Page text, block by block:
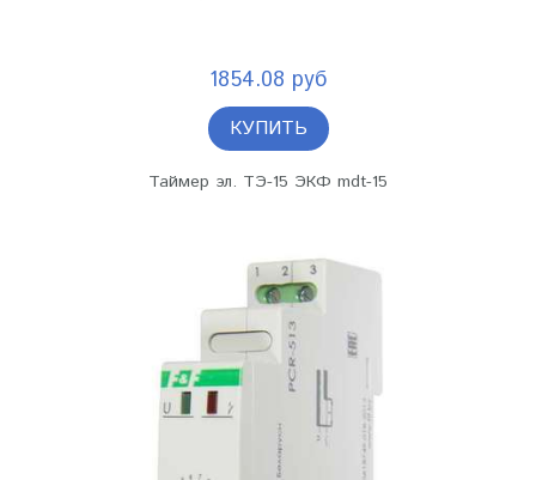
1854.08 руб
КУПИТЬ
Таймер эл. ТЭ-15 ЭКФ mdt-15